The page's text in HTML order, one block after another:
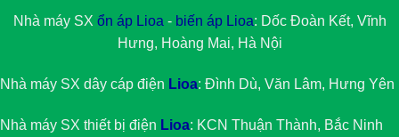
Nhà máy SX ổn áp Lioa - biến áp Lioa: Dốc Đoàn Kết, Vĩnh
Hưng, Hoàng Mai, Hà Nội
Nhà máy SX dây cáp điện Lioa: Đình Dù, Văn Lâm, Hưng Yên
Nhà máy SX thiết bị điện Lioa: KCN Thuận Thành, Bắc Ninh